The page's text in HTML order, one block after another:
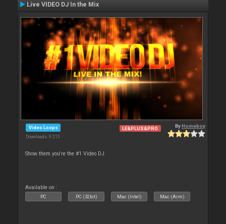
Live VIDEO DJ In the Mix
Video Loops
Downloads: 9 213
LE&PLUS&PRO ByHomeboy
Show them you're the #1 Video DJ
Available on :
PC PC (32bit) Mac (Intel) Mac (Arm)